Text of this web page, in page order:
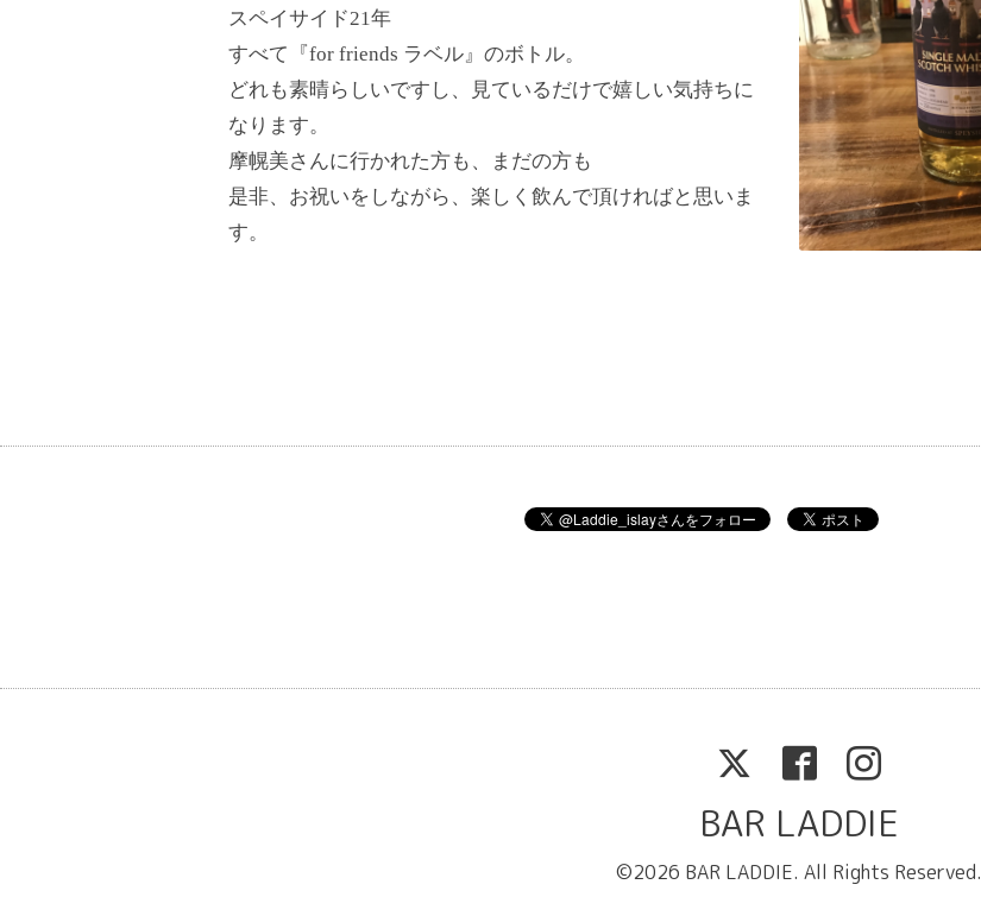
スペイサイド21年
すべて『for friends ラベル』のボトル。
どれも素晴らしいですし、見ているだけで嬉しい気持ちに
なります。
摩幌美さんに行かれた方も、まだの方も
是非、お祝いをしながら、楽しく飲んで頂ければと思いま
す。
BAR LADDIE
©2026 BAR LADDIE. All Rights Reserved.